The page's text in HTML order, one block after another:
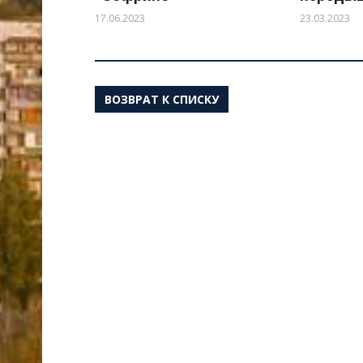
17.06.2023 23.03.2023
ВОЗВРАТ К СПИСКУ